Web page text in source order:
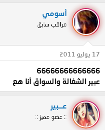
أسومي
مراقب سابق
17 يوليو 2011
66666666666666
عبير الشغالة والسواق أنا هع
عـــبير
:: عضو مميز ::